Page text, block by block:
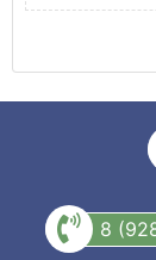
8